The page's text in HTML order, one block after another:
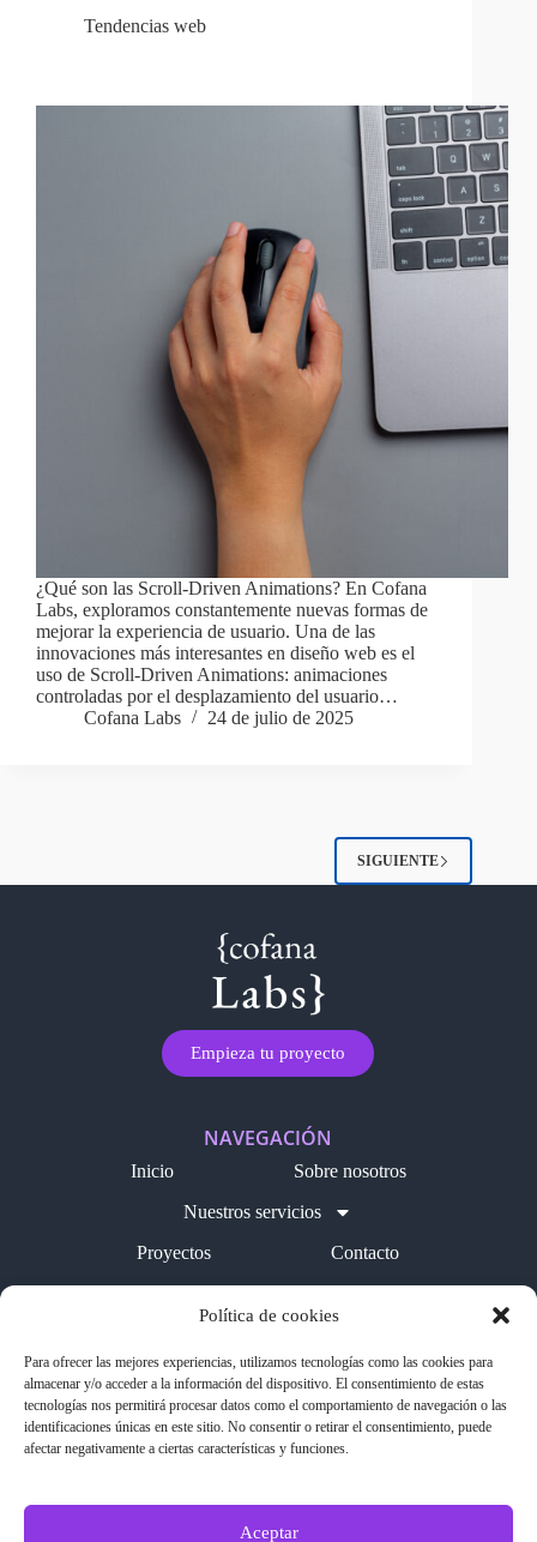
Política de cookies
Para ofrecer las mejores experiencias, utilizamos tecnologías como las cookies para
almacenar y/o acceder a la información del dispositivo. El consentimiento de estas
tecnologías nos permitirá procesar datos como el comportamiento de navegación o las
identificaciones únicas en este sitio. No consentir o retirar el consentimiento, puede
afectar negativamente a ciertas características y funciones.
Aceptar
Tendencias web
¿Qué son las Scroll-Driven Animations? En Cofana
Labs, exploramos constantemente nuevas formas de
mejorar la experiencia de usuario. Una de las
innovaciones más interesantes en diseño web es el
uso de Scroll-Driven Animations: animaciones
controladas por el desplazamiento del usuario…
Cofana Labs
24 de julio de 2025
SIGUIENTE
Empieza tu proyecto
NAVEGACIÓN
Inicio
Sobre nosotros
Nuestros servicios
Proyectos
Contacto
LEGAL
Política de cookies
Aviso legal
SÍGUENOS EN REDES